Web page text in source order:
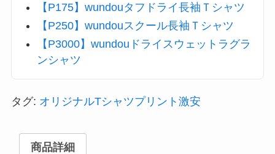
【P175】wundouタフドライ長袖Ｔシャツ
【P250】wundouスクール長袖Ｔシャツ
【P3000】wundouドライスウェットラグラ
ンシャツ
タグ: オリジナルTシャツプリント激安
商品詳細